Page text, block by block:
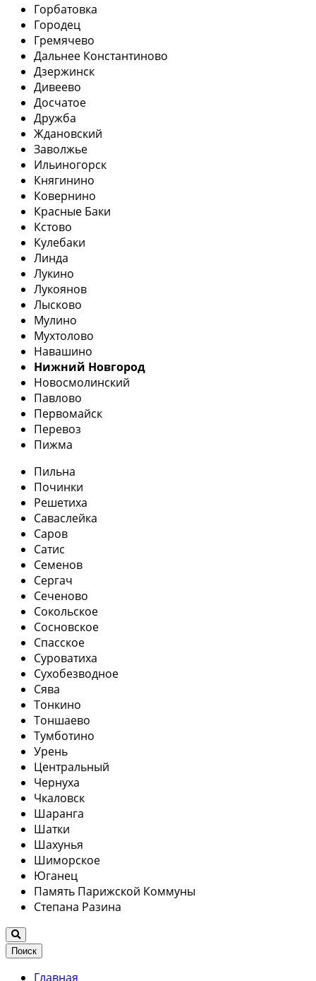
Горбатовка
Городец
Гремячево
Дальнее Константиново
Дзержинск
Дивеево
Досчатое
Дружба
Ждановский
Заволжье
Ильиногорск
Княгинино
Ковернино
Красные Баки
Кстово
Кулебаки
Линда
Лукино
Лукоянов
Лысково
Мулино
Мухтолово
Навашино
Нижний Новгород
Новосмолинский
Павлово
Первомайск
Перевоз
Пижма
Пильна
Починки
Решетиха
Саваслейка
Саров
Сатис
Семенов
Сергач
Сеченово
Сокольское
Сосновское
Спасское
Суроватиха
Сухобезводное
Сява
Тонкино
Тоншаево
Тумботино
Урень
Центральный
Чернуха
Чкаловск
Шаранга
Шатки
Шахунья
Шиморское
Юганец
Память Парижской Коммуны
Степана Разина
Поиск
Главная